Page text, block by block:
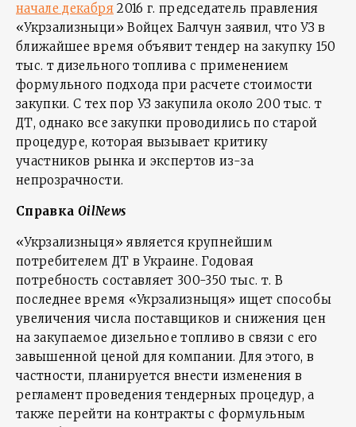
начале декабря2016 г. председатель правления
«Укрзализныци» Войцех Балчун заявил, что УЗ в
ближайшее время объявит тендер на закупку 150
тыс. т дизельного топлива с применением
формульного подхода при расчете стоимости
закупки. С тех пор УЗ закупила около 200 тыс. т
ДТ, однако все закупки проводились по старой
процедуре, которая вызывает критику
участников рынка и экспертов из-за
непрозрачности.
Справка OilNews
«Укрзализныця» является крупнейшим
потребителем ДТ в Украине. Годовая
потребность составляет 300-350 тыс. т. В
последнее время «Укрзализныця» ищет способы
увеличения числа поставщиков и снижения цен
на закупаемое дизельное топливо в связи с его
завышенной ценой для компании. Для этого, в
частности, планируется внести изменения в
регламент проведения тендерных процедур, а
также перейти на контракты с формульным